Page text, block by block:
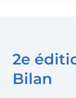
2e
Bilan